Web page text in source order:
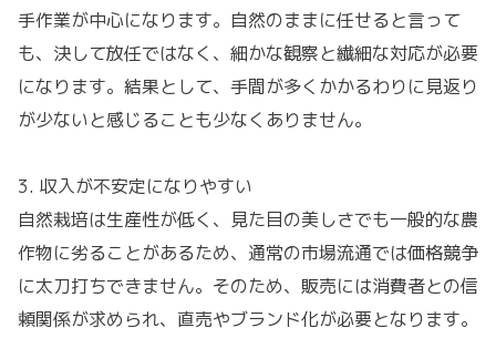
手作業が中心になります。自然のままに任せると言って
も、決して放任ではなく、細かな観察と繊細な対応が必要
になります。結果として、手間が多くかかるわりに見返り
が少ないと感じることも少なくありません。
3. 収入が不安定になりやすい
自然栽培は生産性が低く、見た目の美しさでも一般的な農
作物に劣ることがあるため、通常の市場流通では価格競争
に太刀打ちできません。そのため、販売には消費者との信
頼関係が求められ、直売やブランド化が必要となります。